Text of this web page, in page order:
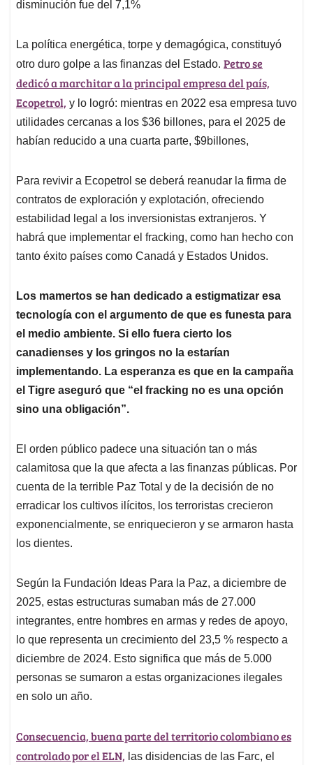
disminución fue del 7,1%
La política energética, torpe y demagógica, constituyó
otro duro golpe a las finanzas del Estado. Petro se
dedicó a marchitar a la principal empresa del país,
Ecopetrol, y lo logró: mientras en 2022 esa empresa tuvo
utilidades cercanas a los $36 billones, para el 2025 de
habían reducido a una cuarta parte, $9billones,
Para revivir a Ecopetrol se deberá reanudar la firma de
contratos de exploración y explotación, ofreciendo
estabilidad legal a los inversionistas extranjeros. Y
habrá que implementar el fracking, como han hecho con
tanto éxito países como Canadá y Estados Unidos.
Los mamertos se han dedicado a estigmatizar esa
tecnología con el argumento de que es funesta para
el medio ambiente. Si ello fuera cierto los
canadienses y los gringos no la estarían
implementando. La esperanza es que en la campaña
el Tigre aseguró que “el fracking no es una opción
sino una obligación”.
El orden público padece una situación tan o más
calamitosa que la que afecta a las finanzas públicas. Por
cuenta de la terrible Paz Total y de la decisión de no
erradicar los cultivos ilícitos, los terroristas crecieron
exponencialmente, se enriquecieron y se armaron hasta
los dientes.
Según la Fundación Ideas Para la Paz, a diciembre de
2025, estas estructuras sumaban más de 27.000
integrantes, entre hombres en armas y redes de apoyo,
lo que representa un crecimiento del 23,5 % respecto a
diciembre de 2024. Esto significa que más de 5.000
personas se sumaron a estas organizaciones ilegales
en solo un año.
Consecuencia, buena parte del territorio colombiano es
controlado por el ELN, las disidencias de las Farc, el